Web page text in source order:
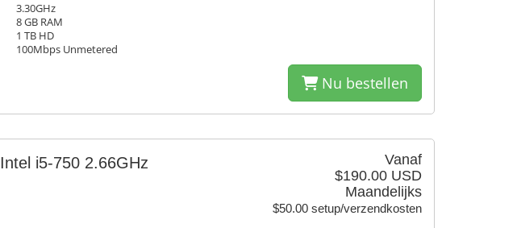
3.30GHz
8 GB RAM
1 TB HD
100Mbps Unmetered
Nu bestellen
Vanaf
$190.00 USD
Maandelijks
$50.00 setup/verzendkosten
Intel i5-750 2.66GHz